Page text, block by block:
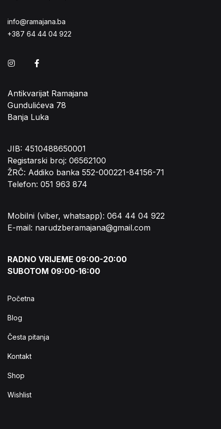
info@ramajana.ba
+387 64 44 04 922
Instagram
Antikvarijat Ramajana
Gundulićeva 78
Banja Luka
JIB: 4510488650001
Registarski broj: 06562100
ŽRČ: Addiko banka 552-000221-84156-71
Telefon: 051 963 874
Mobilni (viber, whatsapp): 064 44 04 922
E-mail: narudzberamajana@gmail.com
RADNO VRIJEME 09:00-20:00
SUBOTOM 09:00-16:00
Početna
Blog
Česta pitanja
Kontakt
Shop
Wishlist